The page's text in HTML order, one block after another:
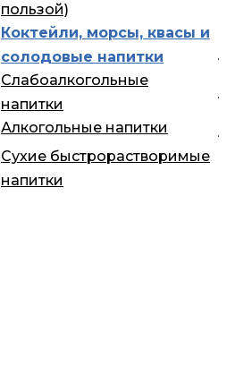
пользой)
Коктейли, морсы, квасы и
солодовые напитки
Слабоалкогольные
напитки
Алкогольные напитки
Сухие быстрорастворимые
напитки
·
·
·